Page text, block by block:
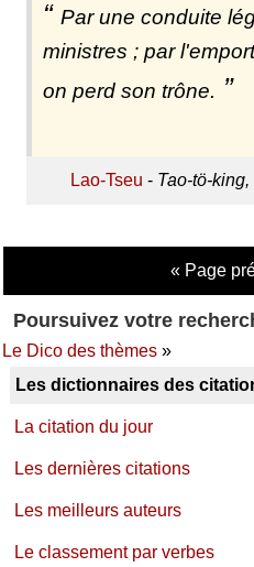
Par une conduite
ministres ; par
on perd son trône.
Lao-Tseu - Tao-tö-
« Page
Poursuivez votre
Le Dico des thèmes»
Les dictionnaires des
La citation du jour
Les dernières citations
Les meilleurs auteurs
Le classement par verbes